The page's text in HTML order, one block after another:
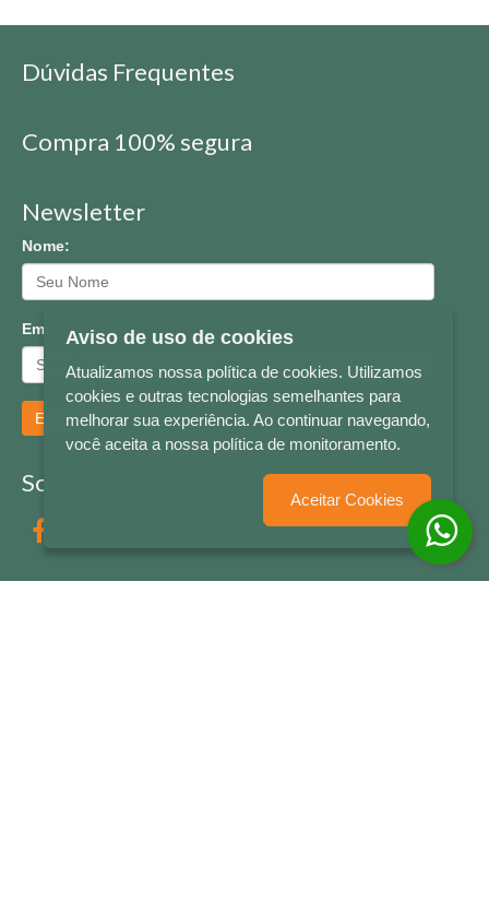
Dúvidas Frequentes
Compra 100% segura
Newsletter
Nome:
Email:
Enviar
Socialize conosco
Aviso de uso de cookies
Atualizamos nossa política de cookies. Utilizamos
cookies e outras tecnologias semelhantes para
melhorar sua experiência. Ao continuar navegando,
você aceita a nossa política de monitoramento.
Aceitar Cookies